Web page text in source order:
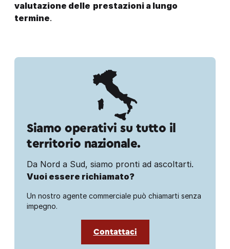
valutazione delle prestazioni a lungo
termine.
Siamo operativi su tutto il
territorio nazionale.
Da Nord a Sud, siamo pronti ad ascoltarti.
Vuoi essere richiamato?
Un nostro agente commerciale può chiamarti senza
impegno.
Contattaci